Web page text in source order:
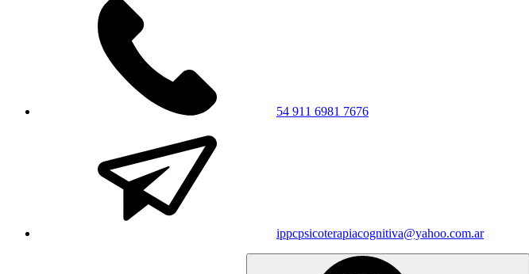
54 911 6981 7676
ippcpsicoterapiacognitiva@yahoo.com.ar